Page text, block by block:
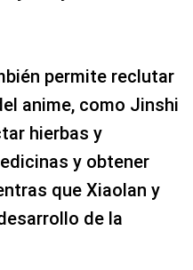
permite reclutar
anime, como Jinshi
hierbas y
y obtener
que Xiaolan y
de la